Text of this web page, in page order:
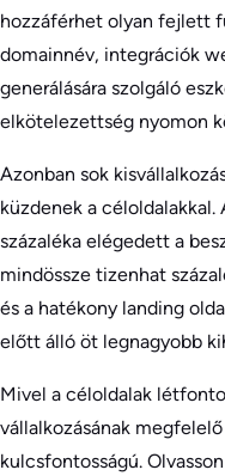
hozzáférhet olyan fejlett
domainnév, integrációk
generálására szolgáló
elkötelezettség nyomon
Azonban sok
küzdenek a
százaléka elégedett a
mindössze tizenhat
és a hatékony landing
előtt álló öt legnagyobb
Mivel a céloldalak
vállalkozásának
kulcsfontosságú.